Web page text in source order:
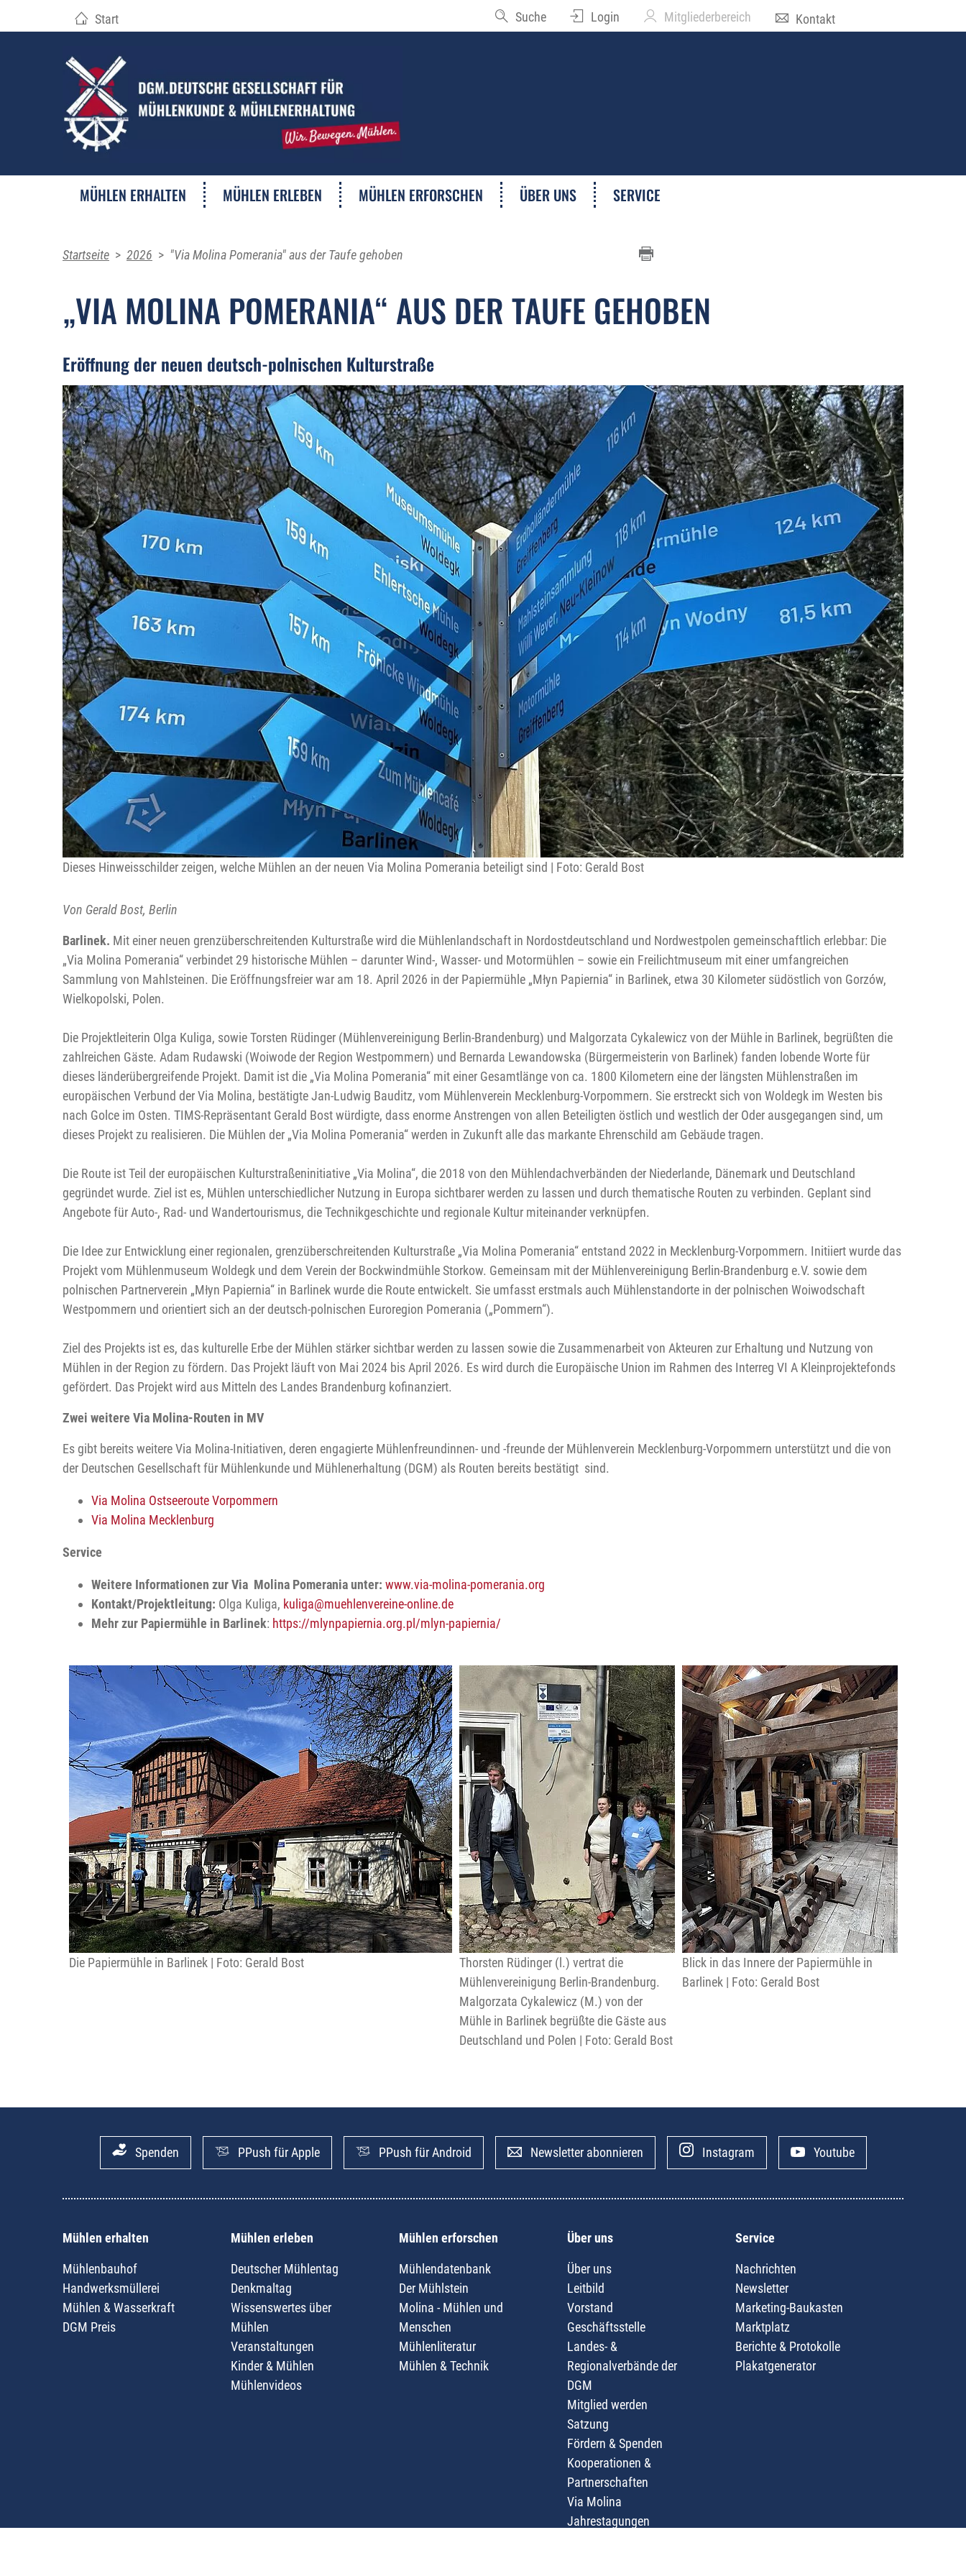
Start Suche Login Mitgliederbereich Kontakt
MÜHLEN ERHALTEN MÜHLEN ERLEBEN MÜHLEN ERFORSCHEN ÜBER UNS SERVICE
Startseite > 2026 > "Via Molina Pomerania" aus der Taufe gehoben
„VIA MOLINA POMERANIA“ AUS DER TAUFE GEHOBEN
Eröffnung der neuen deutsch-polnischen Kulturstraße
Dieses Hinweisschilder zeigen, welche Mühlen an der neuen Via Molina Pomerania beteiligt sind | Foto: Gerald Bost
Von Gerald Bost, Berlin
Barlinek. Mit einer neuen grenzüberschreitenden Kulturstraße wird die Mühlenlandschaft in Nordostdeutschland und Nordwestpolen gemeinschaftlich erlebbar: Die
„Via Molina Pomerania“ verbindet 29 historische Mühlen – darunter Wind-, Wasser- und Motormühlen – sowie ein Freilichtmuseum mit einer umfangreichen
Sammlung von Mahlsteinen. Die Eröffnungsfreier war am 18. April 2026 in der Papiermühle „Młyn Papiernia“ in Barlinek, etwa 30 Kilometer südöstlich von Gorzów,
Wielkopolski, Polen.
Die Projektleiterin Olga Kuliga, sowie Torsten Rüdinger (Mühlenvereinigung Berlin-Brandenburg) und Malgorzata Cykalewicz von der Mühle in Barlinek, begrüßten die
zahlreichen Gäste. Adam Rudawski (Woiwode der Region Westpommern) und Bernarda Lewandowska (Bürgermeisterin von Barlinek) fanden lobende Worte für
dieses länderübergreifende Projekt. Damit ist die „Via Molina Pomerania“ mit einer Gesamtlänge von ca. 1800 Kilometern eine der längsten Mühlenstraßen im
europäischen Verbund der Via Molina, bestätigte Jan-Ludwig Bauditz, vom Mühlenverein Mecklenburg-Vorpommern. Sie erstreckt sich von Woldegk im Westen bis
nach Golce im Osten. TIMS-Repräsentant Gerald Bost würdigte, dass enorme Anstrengen von allen Beteiligten östlich und westlich der Oder ausgegangen sind, um
dieses Projekt zu realisieren. Die Mühlen der „Via Molina Pomerania“ werden in Zukunft alle das markante Ehrenschild am Gebäude tragen.
Die Route ist Teil der europäischen Kulturstraßeninitiative „Via Molina“, die 2018 von den Mühlendachverbänden der Niederlande, Dänemark und Deutschland
gegründet wurde. Ziel ist es, Mühlen unterschiedlicher Nutzung in Europa sichtbarer werden zu lassen und durch thematische Routen zu verbinden. Geplant sind
Angebote für Auto-, Rad- und Wandertourismus, die Technikgeschichte und regionale Kultur miteinander verknüpfen.
Die Idee zur Entwicklung einer regionalen, grenzüberschreitenden Kulturstraße „Via Molina Pomerania“ entstand 2022 in Mecklenburg-Vorpommern. Initiiert wurde das
Projekt vom Mühlenmuseum Woldegk und dem Verein der Bockwindmühle Storkow. Gemeinsam mit der Mühlenvereinigung Berlin-Brandenburg e.V. sowie dem
polnischen Partnerverein „Młyn Papiernia“ in Barlinek wurde die Route entwickelt. Sie umfasst erstmals auch Mühlenstandorte in der polnischen Woiwodschaft
Westpommern und orientiert sich an der deutsch-polnischen Euroregion Pomerania („Pommern“).
Ziel des Projekts ist es, das kulturelle Erbe der Mühlen stärker sichtbar werden zu lassen sowie die Zusammenarbeit von Akteuren zur Erhaltung und Nutzung von
Mühlen in der Region zu fördern. Das Projekt läuft von Mai 2024 bis April 2026. Es wird durch die Europäische Union im Rahmen des Interreg VI A Kleinprojektefonds
gefördert. Das Projekt wird aus Mitteln des Landes Brandenburg kofinanziert.
Zwei weitere Via Molina-Routen in MV
Es gibt bereits weitere Via Molina-Initiativen, deren engagierte Mühlenfreundinnen- und -freunde der Mühlenverein Mecklenburg-Vorpommern unterstützt und die von
der Deutschen Gesellschaft für Mühlenkunde und Mühlenerhaltung (DGM) als Routen bereits bestätigt sind.
Via Molina Ostseeroute Vorpommern
Via Molina Mecklenburg
Service
Weitere Informationen zur Via Molina Pomerania unter: www.via-molina-pomerania.org
Kontakt/Projektleitung: Olga Kuliga, kuliga@muehlenvereine-online.de
Mehr zur Papiermühle in Barlinek: https://mlynpapiernia.org.pl/mlyn-papiernia/
Die Papiermühle in Barlinek | Foto: Gerald Bost
Thorsten Rüdinger (l.) vertrat die
Mühlenvereinigung Berlin-Brandenburg.
Malgorzata Cykalewicz (M.) von der
Mühle in Barlinek begrüßte die Gäste aus
Deutschland und Polen | Foto: Gerald Bost
Blick in das Innere der Papiermühle in
Barlinek | Foto: Gerald Bost
Spenden PPush für Apple PPush für Android Newsletter abonnieren Instagram Youtube
Mühlen erhalten
Mühlenbauhof
Handwerksmüllerei
Mühlen & Wasserkraft
DGM Preis
Mühlen erleben
Deutscher Mühlentag
Denkmaltag
Wissenswertes über
Mühlen
Veranstaltungen
Kinder & Mühlen
Mühlenvideos
Mühlen erforschen
Mühlendatenbank
Der Mühlstein
Molina - Mühlen und
Menschen
Mühlenliteratur
Mühlen & Technik
Über uns
Über uns
Leitbild
Vorstand
Geschäftsstelle
Landes- &
Regionalverbände der
DGM
Mitglied werden
Satzung
Fördern & Spenden
Kooperationen &
Partnerschaften
Via Molina
Jahrestagungen
Service
Nachrichten
Newsletter
Marketing-Baukasten
Marktplatz
Berichte & Protokolle
Plakatgenerator